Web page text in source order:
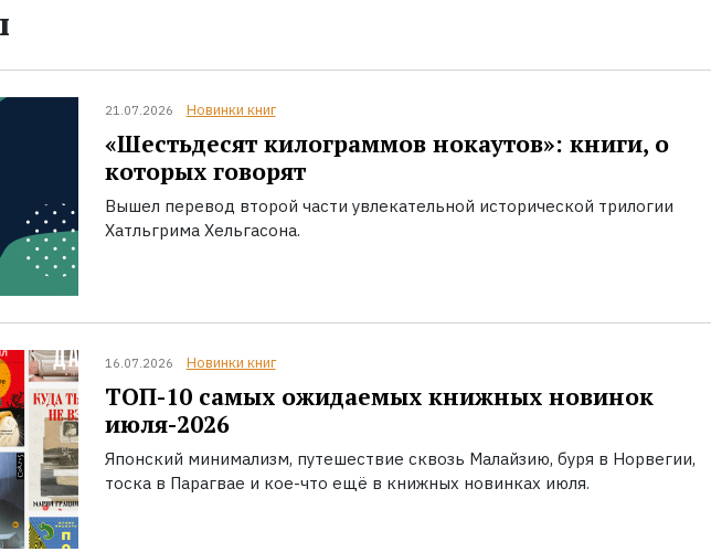
21.07.2026 Новинки книг
«Шестьдесят килограммов нокаутов»: книги, о
которых говорят
Вышел перевод второй части увлекательной исторической трилогии
Хатльгрима Хельгасона.
16.07.2026 Новинки книг
ТОП-10 самых ожидаемых книжных новинок
июля-2026
Японский минимализм, путешествие сквозь Малайзию, буря в Норвегии,
тоска в Парагвае и кое-что ещё в книжных новинках июля.